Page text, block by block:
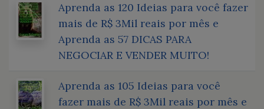
Aprenda as 120 Ideias para você fazer
mais de R$ 3Mil reais por mês e
Aprenda as 57 DICAS PARA
NEGOCIAR E VENDER MUITO!
Aprenda as 105 Ideias para você
fazer mais de R$ 3Mil reais por mês e